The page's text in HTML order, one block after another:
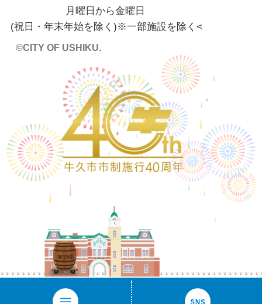
月曜日から金曜日
(祝日・年末年始を除く)※一部施設を除く <
©CITY OF USHIKU.
ワイン樽